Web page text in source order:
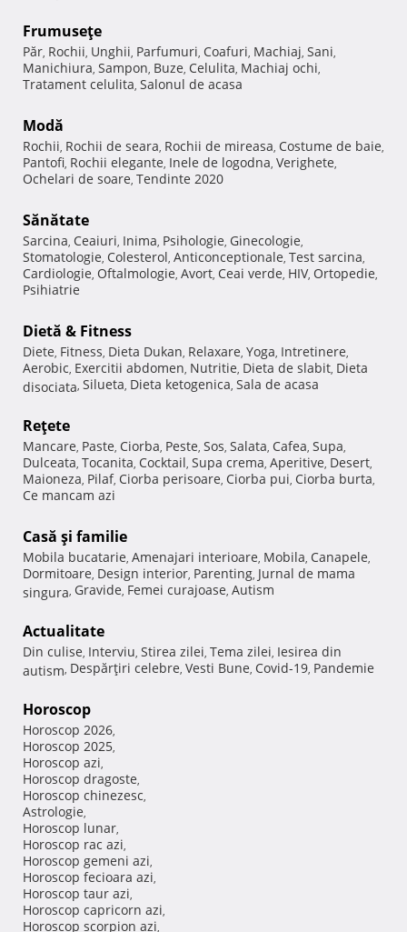
Frumuseţe
Păr, Rochii, Unghii, Parfumuri, Coafuri, Machiaj, Sani,
Manichiura, Sampon, Buze, Celulita, Machiaj ochi,
Tratament celulita, Salonul de acasa
Modă
Rochii, Rochii de seara, Rochii de mireasa, Costume de baie,
Pantofi, Rochii elegante, Inele de logodna, Verighete,
Ochelari de soare, Tendinte 2020
Sănătate
Sarcina, Ceaiuri, Inima, Psihologie, Ginecologie,
Stomatologie, Colesterol, Anticonceptionale, Test sarcina,
Cardiologie, Oftalmologie, Avort, Ceai verde, HIV, Ortopedie,
Psihiatrie
Dietă & Fitness
Diete, Fitness, Dieta Dukan, Relaxare, Yoga, Intretinere,
Aerobic, Exercitii abdomen, Nutritie, Dieta de slabit, Dieta
disociata, Silueta, Dieta ketogenica, Sala de acasa
Reţete
Mancare, Paste, Ciorba, Peste, Sos, Salata, Cafea, Supa,
Dulceata, Tocanita, Cocktail, Supa crema, Aperitive, Desert,
Maioneza, Pilaf, Ciorba perisoare, Ciorba pui, Ciorba burta,
Ce mancam azi
Casă şi familie
Mobila bucatarie, Amenajari interioare, Mobila, Canapele,
Dormitoare, Design interior, Parenting, Jurnal de mama
singura, Gravide, Femei curajoase, Autism
Actualitate
Din culise, Interviu, Stirea zilei, Tema zilei, Iesirea din
autism, Despărţiri celebre, Vesti Bune, Covid-19, Pandemie
Horoscop
Horoscop 2026,
Horoscop 2025,
Horoscop azi,
Horoscop dragoste,
Horoscop chinezesc,
Astrologie,
Horoscop lunar,
Horoscop rac azi,
Horoscop gemeni azi,
Horoscop fecioara azi,
Horoscop taur azi,
Horoscop capricorn azi,
Horoscop scorpion azi,